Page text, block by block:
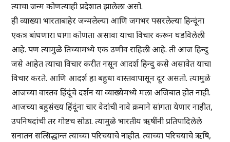
त्याचा जन्म कोणत्याही प्रदेशात झालेला असो.
ही व्याख्या भारताबाहेर जन्मलेल्या आणि जगभर पसरलेल्या हिन्दूंना
एकत्र बांधणारा धागा कोणता असावा याचा विचार करून घडविलेली
आहे. पण त्यामुळे तिच्यामध्ये एक उणीव राहिली आहे. ती आज हिन्दु
जसे आहेत त्याचा विचार करीत नसून आदर्श हिन्दु कसे असावेत याचा
विचार करते. आणि आदर्श हा बहुधा वास्तवापासून दूर असतो. त्यामुळे
आजच्या वास्तव हिंदूंचे दर्शन या व्याख्येमध्ये मला अजिबात होत नाही.
आजच्या बहुसंख्य हिंदूंना चार वेदांची नावे क्रमाने सांगता येणार नाहीत,
उपनिषदांची तर गोष्टच सोडा. त्यामुळे भारतीय ऋषींनी प्रतिपादिलेले
सनातन सत्सिद्धान्त त्याच्या परिचयाचे नाहीत. त्याच्या परिचयाचे ऋषि,